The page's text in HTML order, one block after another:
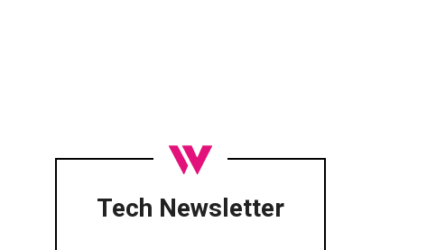
Tech Newsletter